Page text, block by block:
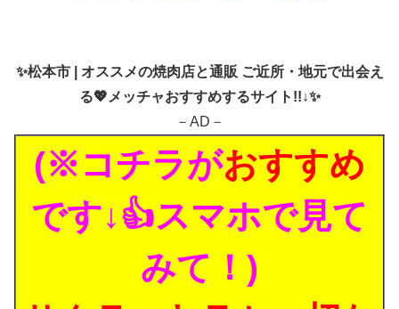
✨松本市 | オススメの焼肉店と通販 ご近所・地元で出会え
る💖メッチャおすすめするサイト!!↓✨
－AD－
(※コチラがおすすめ
です↓👍スマホで見て
みて！)